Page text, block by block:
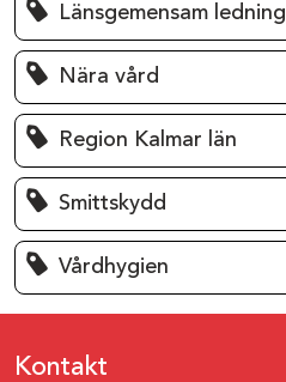
Länsgemensam ledning
Nära vård
Region Kalmar län
Smittskydd
Vårdhygien
Kontakt